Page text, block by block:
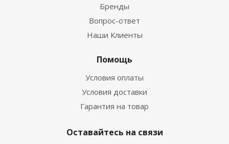
Бренды
Вопрос-ответ
Наши Клиенты
Помощь
Условия оплаты
Условия доставки
Гарантия на товар
Оставайтесь на связи